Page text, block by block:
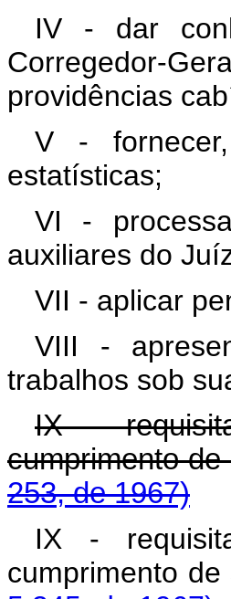
IV - dar
Corregedor-
providências
V -
estatísticas;
VI -
auxiliares do
VII - aplicar
VIII -
trabalhos sob
IX -
cumprimento
253, de 1967)
IX -